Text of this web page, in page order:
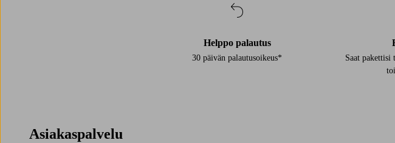
Helppo palautus
30 päivän palautusoikeus*
Saat pakettisi
Asiakaspalvelu